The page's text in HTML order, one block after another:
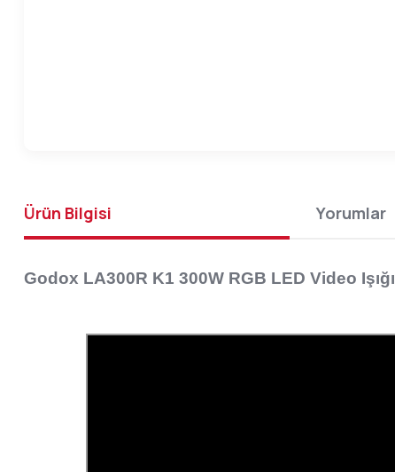
Ürün Bilgisi Yorumlar
Godox LA300R K1 300W RGB LED Video Işığı